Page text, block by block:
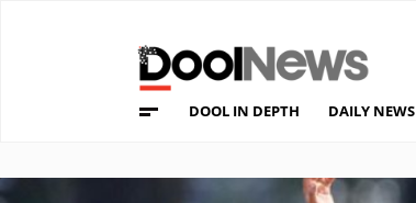
DOOL IN DEPTH DAILY NEWS